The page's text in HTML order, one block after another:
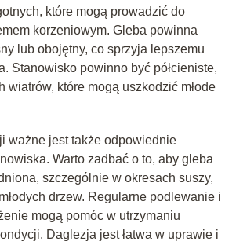
które mogą prowadzić do
korzeniowym. Gleba powinna
lub obojętny, co sprzyja lepszemu
Stanowisko powinno być półcieniste,
wiatrów, które mogą uszkodzić młode
ważne jest także odpowiednie
Warto zadbać o to, aby gleba
szczególnie w okresach suszy,
drzew. Regularne podlewanie i
mogą pomóc w utrzymaniu
Daglezja jest łatwa w uprawie i